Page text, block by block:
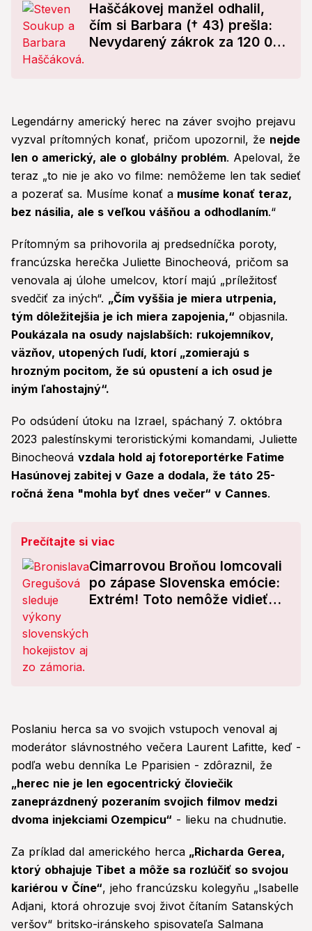
Haščákovej manžel odhalil,
čím si Barbara († 43) prešla:
Nevydarený zákrok za 120 000
Legendárny americký herec na záver svojho prejavu
vyzval prítomných konať, pričom upozornil, že nejde
len o americký, ale o globálny problém. Apeloval, že
teraz „to nie je ako vo filme: nemôžeme len tak sedieť
a pozerať sa. Musíme konať a musíme konať teraz,
bez násilia, ale s veľkou vášňou a odhodlaním.“
Prítomným sa prihovorila aj predsedníčka poroty,
francúzska herečka Juliette Binocheová, pričom sa
venovala aj úlohe umelcov, ktorí majú „príležitosť
svedčiť za iných“. „Čím vyššia je miera utrpenia,
tým dôležitejšia je ich miera zapojenia,“ objasnila.
Poukázala na osudy najslabších: rukojemníkov,
väzňov, utopených ľudí, ktorí „zomierajú s
hrozným pocitom, že sú opustení a ich osud je
iným ľahostajný“.
Po odsúdení útoku na Izrael, spáchaný 7. októbra
2023 palestínskymi teroristickými komandami, Juliette
Binocheová vzdala hold aj fotoreportérke Fatime
Hasúnovej zabitej v Gaze a dodala, že táto 25-
ročná žena "mohla byť dnes večer“ v Cannes.
Prečítajte si viac
Cimarrovou Broňou lomcovali
po zápase Slovenska emócie:
Extrém! Toto nemôže vidieť
Poslaniu herca sa vo svojich vstupoch venoval aj
moderátor slávnostného večera Laurent Lafitte, keď -
podľa webu denníka Le Pparisien - zdôraznil, že
„herec nie je len egocentrický človiečik
zaneprázdnený pozeraním svojich filmov medzi
dvoma injekciami Ozempicu“ - lieku na chudnutie.
Za príklad dal amerického herca „Richarda Gerea,
ktorý obhajuje Tibet a môže sa rozlúčiť so svojou
kariérou v Číne“, jeho francúzsku kolegyňu „Isabelle
Adjani, ktorá ohrozuje svoj život čítaním Satanských
veršov“ britsko-iránskeho spisovateľa Salmana